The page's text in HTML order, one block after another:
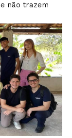
não trazem